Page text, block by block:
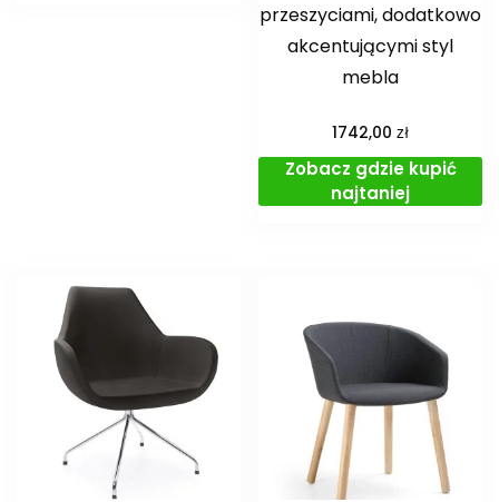
przeszyciami, dodatkowo
akcentującymi styl
mebla
1742,00zł
Zobacz gdzie kupić
najtaniej